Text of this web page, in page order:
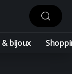
& bijoux